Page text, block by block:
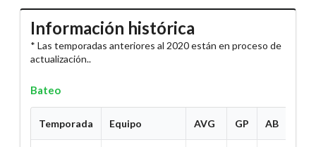
Información histórica
* Las temporadas anteriores al 2020 están en proceso de
actualización..
Bateo
Temporada Equipo AVG GP AB